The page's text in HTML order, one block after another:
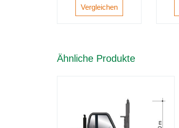
Vergleichen
Ähnliche Produkte